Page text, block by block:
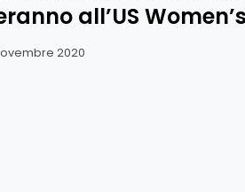
all’US
2020